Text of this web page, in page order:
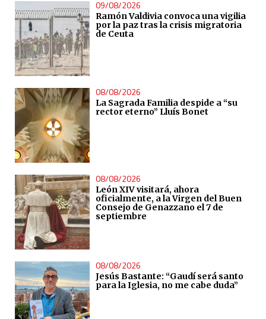
09/08/2026
Ramón Valdivia convoca una vigilia
por la paz tras la crisis migratoria
de Ceuta
08/08/2026
La Sagrada Familia despide a “su
rector eterno” Lluís Bonet
08/08/2026
León XIV visitará, ahora
oficialmente, a la Virgen del Buen
Consejo de Genazzano el 7 de
septiembre
08/08/2026
Jesús Bastante: “Gaudí será santo
para la Iglesia, no me cabe duda”